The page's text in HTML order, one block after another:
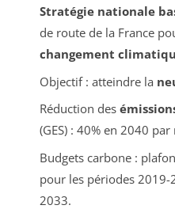
Stratégie nationale
de route de la France
changement
Objectif : atteindre la
Réduction des
(GES) : 40% en 2040
Budgets carbone :
pour les périodes
2033.